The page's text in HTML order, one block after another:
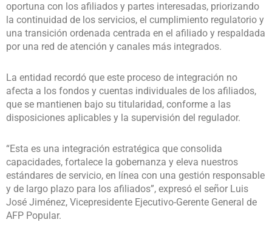
oportuna con los afiliados y partes interesadas, priorizando
la continuidad de los servicios, el cumplimiento regulatorio y
una transición ordenada centrada en el afiliado y respaldada
por una red de atención y canales más integrados.
La entidad recordó que este proceso de integración no
afecta a los fondos y cuentas individuales de los afiliados,
que se mantienen bajo su titularidad, conforme a las
disposiciones aplicables y la supervisión del regulador.
“Esta es una integración estratégica que consolida
capacidades, fortalece la gobernanza y eleva nuestros
estándares de servicio, en línea con una gestión responsable
y de largo plazo para los afiliados”, expresó el señor Luis
José Jiménez, Vicepresidente Ejecutivo-Gerente General de
AFP Popular.